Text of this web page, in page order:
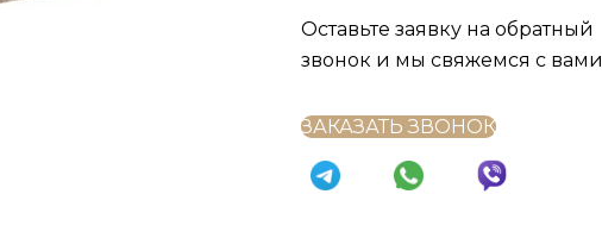
Оставьте заявку на обратный
звонок и мы свяжемся с вами
ЗАКАЗАТЬ ЗВОНОК